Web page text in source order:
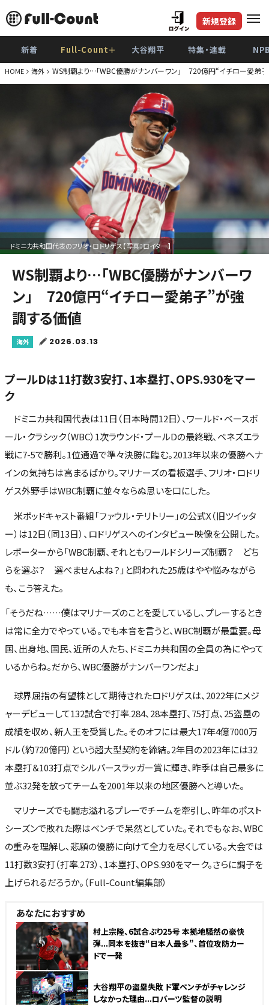
新規登録
新着 Full-Count＋ 大谷翔平 特集・連載
HOME 海外 WS制覇より…「WBC優勝がナンバーワン」 720億円“イチロー愛弟
ドミニカ共和国代表のフリオ・ロドリゲス【写真：ロイター】
WS制覇より…「WBC優勝がナンバーワ
ン」 720億円“イチロー愛弟子”が強
調する価値
海外 2026.03.13
プールDは11打数3安打、1本塁打、OPS.930をマー
ク
ドミニカ共和国代表は11日（日本時間12日）、ワールド・ベースボ
ール・クラシック（WBC）1次ラウンド・プールDの最終戦、ベネズエラ
戦に7-5で勝利。1位通過で準々決勝に臨む。2013年以来の優勝へナ
インの気持ちは高まるばかり。マリナーズの看板選手、フリオ・ロドリ
ゲス外野手はWBC制覇に並々ならぬ思いを口にした。
米ポッドキャスト番組「ファウル・テリトリー」の公式X（旧ツイッタ
ー）は12日（同13日）、ロドリゲスへのインタビュー映像を公開した。
レポーターから「WBC制覇、それともワールドシリーズ制覇？ どち
らを選ぶ？ 選べませんよね？」と問われた25歳はやや悩みながら
も、こう答えた。
「そうだね……僕はマリナーズのことを愛しているし、プレーするとき
は常に全力でやっている。でも本音を言うと、WBC制覇が最重要。母
国、出身地、国民、近所の人たち、ドミニカ共和国の全員の為にやって
いるからね。だから、WBC優勝がナンバーワンだよ」
球界屈指の有望株として期待されたロドリゲスは、2022年にメジ
ャーデビューして132試合で打率.284、28本塁打、75打点、25盗塁の
成績を収め、新人王を受賞した。そのオフには最大17年4億7000万
ドル（約720億円）という超大型契約を締結。2年目の2023年には32
本塁打＆103打点でシルバースラッガー賞に輝き、昨季は自己最多に
並ぶ32発を放ってチームを2001年以来の地区優勝へと導いた。
マリナーズでも闘志溢れるプレーでチームを牽引し、昨年のポスト
シーズンで敗れた際はベンチで呆然としていた。それでもなお、WBC
の重みを理解し、悲願の優勝に向けて全力を尽くしている。大会では
11打数3安打（打率.273）、1本塁打、OPS.930をマーク。さらに調子を
上げられるだろうか。（Full-Count編集部）
あなたにおすすめ
NEW
村上宗隆、6試合ぶり25号 本拠地騒然の豪快
弾...岡本を抜き“日本人最多”、首位攻防カー
ドで一発
NEW
大谷翔平の盗塁失敗 ド軍ベンチがチャレンジ
しなかった理由...ロバーツ監督の説明